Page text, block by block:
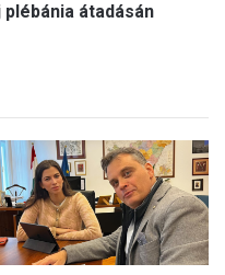
átadásán